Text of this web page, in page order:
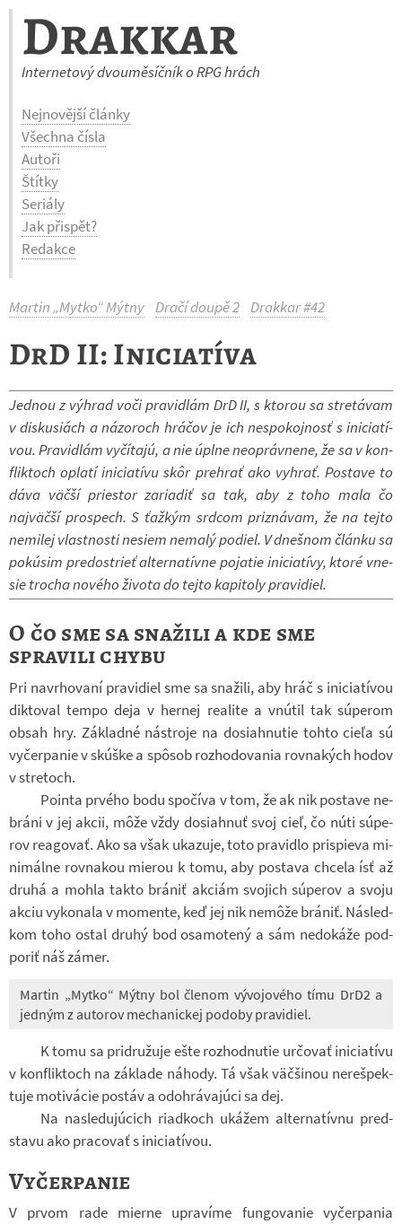
Drakkar
Internetový dvouměsíčník o RPG hrách
Nejnovější články
Všechna čísla
Autoři
Štítky
Seriály
Jak přispět?
Redakce
Martin „Mytko“ Mýtny Dračí doupě 2 Drakkar #42
DrD II: Iniciatíva
Jed­nou z vý­hrad voči pra­vi­dlám DrD II, s kto­rou sa stretá­vam
v dis­ku­si­ách a ná­zo­roch hrá­čov je ich ne­spo­koj­nosť s ini­ci­a­tí­
vou. Pra­vi­dlám vy­čí­tajú, a nie úplne ne­o­práv­nene, že sa v kon­
flik­toch oplatí ini­ci­a­tívu skôr pre­hrať ako vy­hrať. Po­stave to
dáva väčší pries­tor za­ri­a­diť sa tak, aby z toho mala čo
najväčší pro­spech. S ťaž­kým srd­com prizná­vam, že na tejto
ne­mi­lej vlast­nosti ne­siem ne­malý po­diel. V dneš­nom článku sa
po­k­ú­sim pre­do­strieť al­ter­na­tívne po­ja­tie ini­ci­a­tívy, ktoré vne­
sie tro­cha no­vého ži­vota do tejto ka­pi­toly pra­vi­diel.
O čo sme sa snažili a kde sme
spravili chybu
Pri na­vr­ho­vaní pra­vi­diel sme sa sna­žili, aby hráč s ini­ci­a­tí­vou
dik­to­val tempo deja v her­nej re­a­lite a vn­útil tak súpe­rom
obsah hry. Zá­kladné ná­stroje na do­si­ahnu­tie tohto cieľa sú
vy­čer­pa­nie v sk­úške a spôsob roz­ho­do­va­nia rov­na­kých hodov
v stretoch.
Pointa pr­vého bodu spo­číva v tom, že ak nik po­stave ne­
bráni v jej akcii, môže vždy do­si­ahnuť svoj cieľ, čo núti súpe­
rov re­a­go­vať. Ako sa však uka­zuje, toto pra­vi­dlo prispieva mi­
ni­málne rov­na­kou mie­rou k tomu, aby po­stava chcela ísť až
druhá a mohla takto brá­niť ak­ciám svo­jich súpe­rov a svoju
akciu vy­ko­nala v mo­mente, keď jej nik nemôže brá­niť. Ná­sled­
kom toho ostal druhý bod osa­mo­tený a sám ne­do­káže pod­
po­riť náš zámer.
Mar­tin „Mytko“ Mýtny bol čle­nom vý­vo­jo­vého tímu DrD2 a
jed­ným z au­to­rov me­cha­nic­kej po­doby pra­vi­diel.
K tomu sa pridru­žuje ešte roz­hod­nu­tie ur­čo­vať ini­ci­a­tívu
v kon­flik­toch na zá­klade ná­hody. Tá však väčši­nou ne­rešpek­
tuje mo­ti­vá­cie po­stáv a odo­hrá­vaj­úci sa dej.
Na na­sle­duj­úcich ri­a­d­koch uká­žem al­ter­na­tívnu pred­
stavu ako pra­co­vať s ini­ci­a­tí­vou.
Vyčerpanie
V prvom rade mierne upra­víme fun­go­va­nie vy­čer­pa­nia